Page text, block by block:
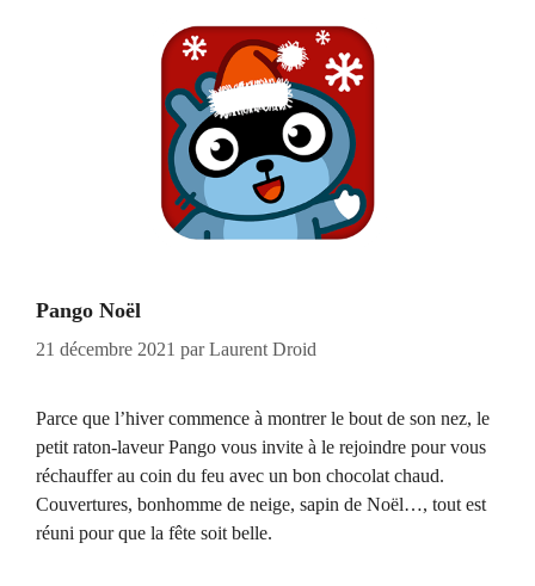
Pango Noël
21 décembre 2021 parLaurent Droid
Parce que l’hiver commence à montrer le bout de son nez, le
petit raton-laveur Pango vous invite à le rejoindre pour vous
réchauffer au coin du feu avec un bon chocolat chaud.
Couvertures, bonhomme de neige, sapin de Noël…, tout est
réuni pour que la fête soit belle.